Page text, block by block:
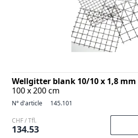
Wellgitter blank 10/10 x 1,8 mm
100 x 200 cm
N° d'article 145.101
CHF / Tfl.
134.53